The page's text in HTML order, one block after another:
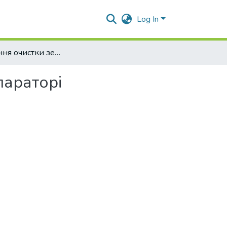
Log In
Покращення очистки зернобобових культур на сепараторі барабанного типу